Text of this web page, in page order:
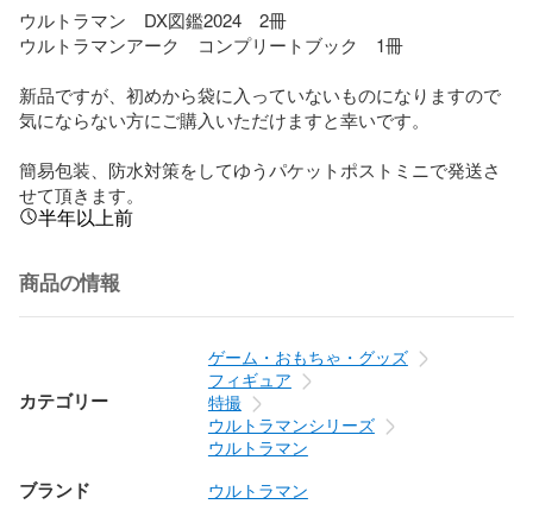
ウルトラマン　DX図鑑2024　2冊
ウルトラマンアーク　コンプリートブック　1冊
新品ですが、初めから袋に入っていないものになりますので
気にならない方にご購入いただけますと幸いです。
簡易包装、防水対策をしてゆうパケットポストミニで発送さ
せて頂きます。
半年以上前
商品の情報
カテゴリー
ゲーム・おもちゃ・グッズ
フィギュア
特撮
ウルトラマンシリーズ
ウルトラマン
ブランド ウルトラマン